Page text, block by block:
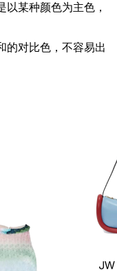
某种颜色为主色，
对比色，不容易出